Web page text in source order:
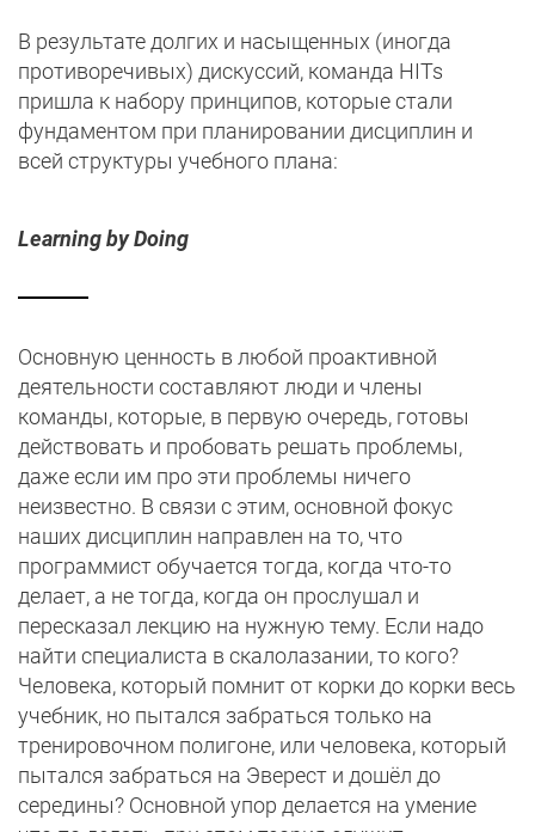
В результате долгих и насыщенных (иногда
противоречивых) дискуссий, команда HITs
пришла к набору принципов, которые стали
фундаментом при планировании дисциплин и
всей структуры учебного плана:
Learning by Doing
Основную ценность в любой проактивной
деятельности составляют люди и члены
команды, которые, в первую очередь, готовы
действовать и пробовать решать проблемы,
даже если им про эти проблемы ничего
неизвестно. В связи с этим, основной фокус
наших дисциплин направлен на то, что
программист обучается тогда, когда что-то
делает, а не тогда, когда он прослушал и
пересказал лекцию на нужную тему. Если надо
найти специалиста в скалолазании, то кого?
Человека, который помнит от корки до корки весь
учебник, но пытался забраться только на
тренировочном полигоне, или человека, который
пытался забраться на Эверест и дошёл до
середины? Основной упор делается на умение